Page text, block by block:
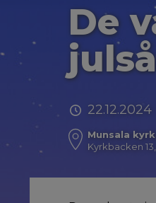
De
Munsala
Kyrkbacken